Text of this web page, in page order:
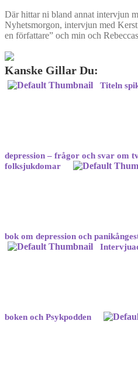
Där hittar ni bland annat intervjun
Nyhetsmorgon, intervjun med
en författare” och min och
Kanske Gillar Du:
Titeln
depression – frågor och svar om
folksjukdomar
bok om depression och
boken och Psykpodden